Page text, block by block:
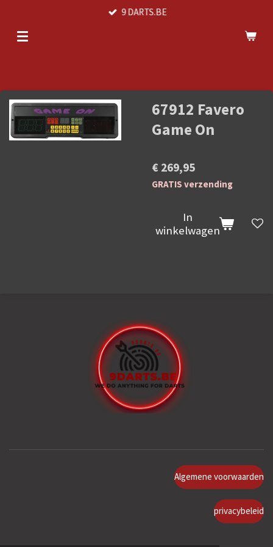
naar
9 DARTS.BE
67912 Favero
Game On
€ 269,95
GRATIS verzending
In
winkelwagen
Algemene voorwaarden
privacybeleid